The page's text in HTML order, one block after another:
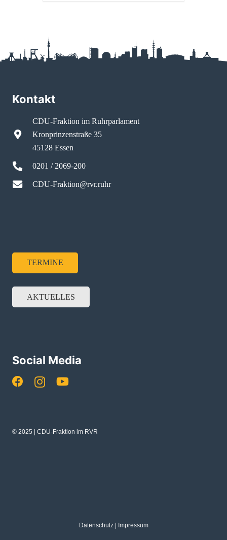
Kontakt
CDU-Fraktion im Ruhrparlament
Kronprinzenstraße 35
45128 Essen
0201 / 2069-200
CDU-Fraktion@rvr.ruhr
TERMINE
AKTUELLES
Social Media
© 2025 | CDU-Fraktion im RVR
Datenschutz| Impressum